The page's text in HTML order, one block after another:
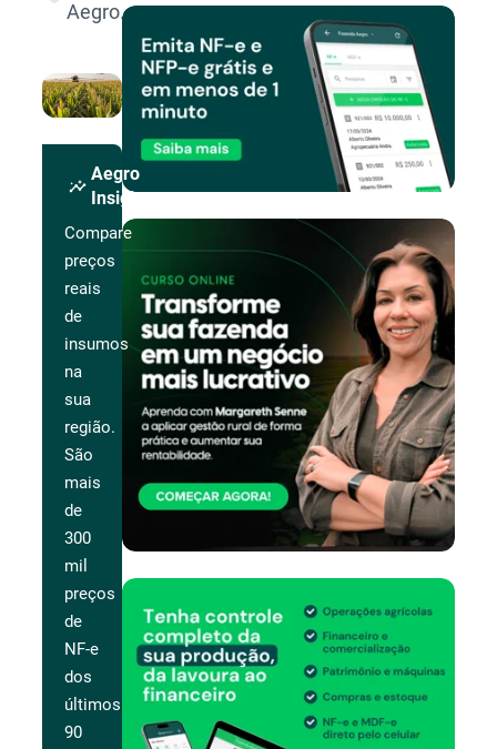
Aegro.
insights
Aegro
Insights
Compare
preços
reais
de
insumos
na
sua
região.
São
mais
de
300
mil
preços
de
NF-e
dos
últimos
90